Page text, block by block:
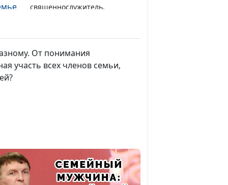
священнослужитель,
Анна Богатская,
Виталий Киссер,
священнослужитель,
#205
Юлия Синицына,
Василий Половинко,
священнослужитель,
#203
От понимания
участь всех членов семьи,